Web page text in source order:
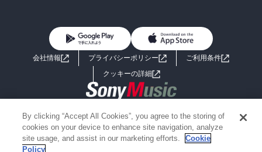
ライトノベル 男子向けラノベ
小説
海外小説
ミステリー SF
歴史・時代小説
よくあるご質問 お問い合わせ
会社情報 プライバシーポリシー
ご利用条件
クッキーの詳細
Copyright 2017 - 2026 Sony Music Entertainment(Japan) Inc.
Information on the site is for the Japan domestic market only
powered by
By clicking “Accept All Cookies”, you agree to the storing of
cookies on your device to enhance site navigation, analyze
site usage, and assist in our marketing efforts.
Cookie
Policy